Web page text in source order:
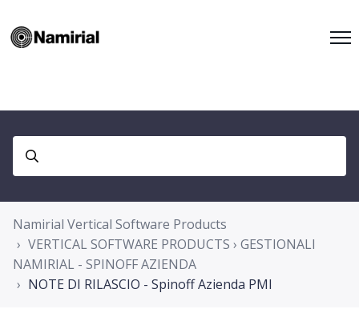
Namirial Vertical Software Products
VERTICAL SOFTWARE PRODUCTS › GESTIONALI
NAMIRIAL - SPINOFF AZIENDA
NOTE DI RILASCIO - Spinoff Azienda PMI